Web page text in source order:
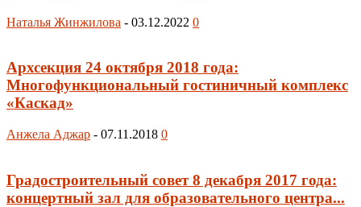
Наталья Жинжилова - 03.12.2022 0
Архсекция 24 октября 2018 года:
Многофункциональный гостиничный комплекс
«Каскад»
Анжела Аджар - 07.11.2018 0
Градостроительный совет 8 декабря 2017 года:
концертный зал для образовательного центра...